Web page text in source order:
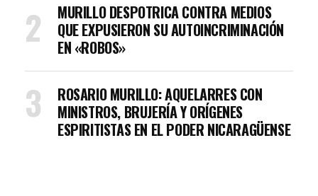
MURILLO DESPOTRICA CONTRA MEDIOS
QUE EXPUSIERON SU AUTOINCRIMINACIÓN
EN «ROBOS»
ROSARIO MURILLO: AQUELARRES CON
MINISTROS, BRUJERÍA Y ORÍGENES
ESPIRITISTAS EN EL PODER NICARAGÜENSE